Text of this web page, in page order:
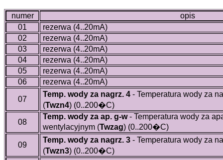
numer
opis
01
rezerwa (4..20mA)
02
rezerwa (4..20mA)
03
rezerwa (4..20mA)
04
rezerwa (4..20mA)
05
rezerwa (4..20mA)
06
rezerwa (4..20mA)
07
Temp. wody za nagrz. 4- Temperatura wody za
(Twzn4)(0..200�C)
08
Temp. wody za ap. g-w- Temperatura wody za
wentylacyjnym (Twzag)(0..200�C)
09
Temp. wody za nagrz. 3- Temperatura wody za
(Twzn3)(0..200�C)